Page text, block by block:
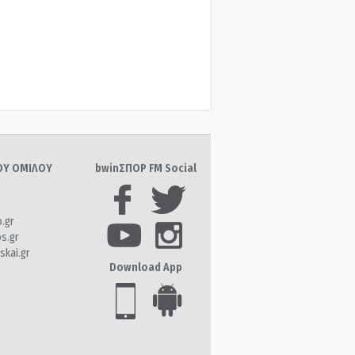
ΟΜΙΛΟΥ bwinΣΠΟΡ FM Social
Download App